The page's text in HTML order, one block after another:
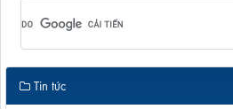
Tin tức